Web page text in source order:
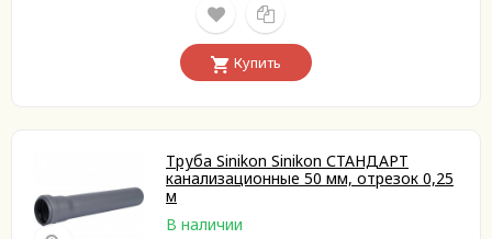
Купить
Труба Sinikon Sinikon СТАНДАРТ
канализационные 50 мм, отрезок 0,25
м
В наличии